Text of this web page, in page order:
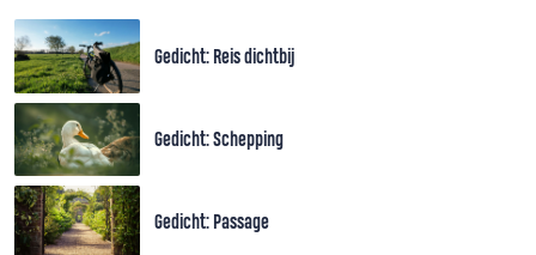
Gedicht: Reis dichtbij
Gedicht: Schepping
Gedicht: Passage